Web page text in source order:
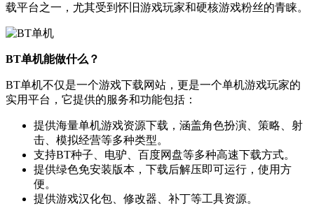
载平台之一，尤其受到怀旧游戏玩家和硬核游戏粉丝的青睐。
BT单机能做什么？
BT单机不仅是一个游戏下载网站，更是一个单机游戏玩家的
实用平台，它提供的服务和功能包括：
提供海量单机游戏资源下载，涵盖角色扮演、策略、射
击、模拟经营等多种类型。
支持BT种子、电驴、百度网盘等多种高速下载方式。
提供绿色免安装版本，下载后解压即可运行，使用方
便。
提供游戏汉化包、修改器、补丁等工具资源。